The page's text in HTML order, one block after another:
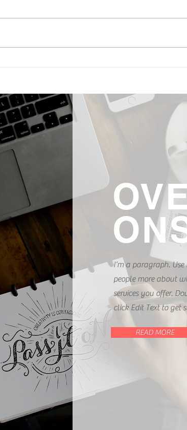
Cells
I’m a paragraph.
people more about
services you offer.
click Edit Text to get
READ MORE